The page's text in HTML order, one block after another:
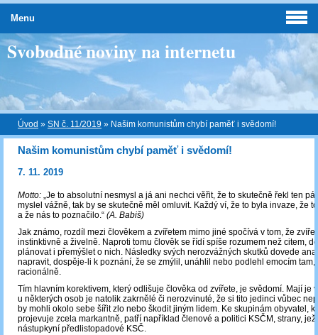
Svobodné noviny na internetu
Úvod » SN č. 11/2019 » Našim komunistům chybí paměť i svědomí!
Našim komunistům chybí paměť i svědomí!
7. 11. 2019
Motto: „Je to absolutní nesmysl a já ani nechci věřit, že to skutečně řekl ten
myslel vážně, tak by se skutečně měl omluvit. Každý ví, že to byla invaze, že
a že nás to poznačilo.“ (A. Babiš)
Jak známo, rozdíl mezi člověkem a zvířetem mimo jiné spočívá v tom, že zvíře
instinktivně a živelně. Naproti tomu člověk se řídí spíše rozumem než citem,
plánovat i přemýšlet o nich. Následky svých nerozvážných skutků dovede
napravit, dospěje-li k poznání, že se zmýlil, unáhlil nebo podlehl emocím tam,
racionálně.
Tím hlavním korektivem, který odlišuje člověka od zvířete, je svědomí. Mají je
u některých osob je natolik zakrnělé či nerozvinuté, že si tito jedinci vůbec
by mohli okolo sebe šířit zlo nebo škodit jiným lidem. Ke skupinám obyvatel,
projevuje zcela markantně, patří například členové a politici KSČM, strany, jež
nástupkyní předlistopadové KSČ.
Menu